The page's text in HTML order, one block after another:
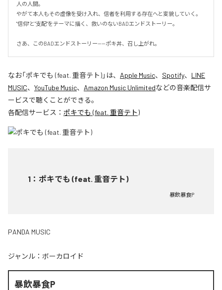
人の人間。
やがて本人もその虚像を受け入れ、信者を利用する存在へと変貌していく。
"信仰"と"支配"をテーマに描く、救いのないBADエンドストーリー。
さあ、このBADエンドストーリー——ポキ丼、召し上がれ。
なお「ポキでも (feat. 重音テト)」は、 Apple Music、 Spotify、 LINE
MUSIC、 YouTube Music、 Amazon Music Unlimitedなどの音楽配信サ
ービスで聴くことができる。
各配信サービス： ポキでも (feat. 重音テト)
1 ： ポキでも (feat. 重音テト)
暴飲暴食P
PANDA MUSIC
ジャンル： ボーカロイド
暴飲暴食P